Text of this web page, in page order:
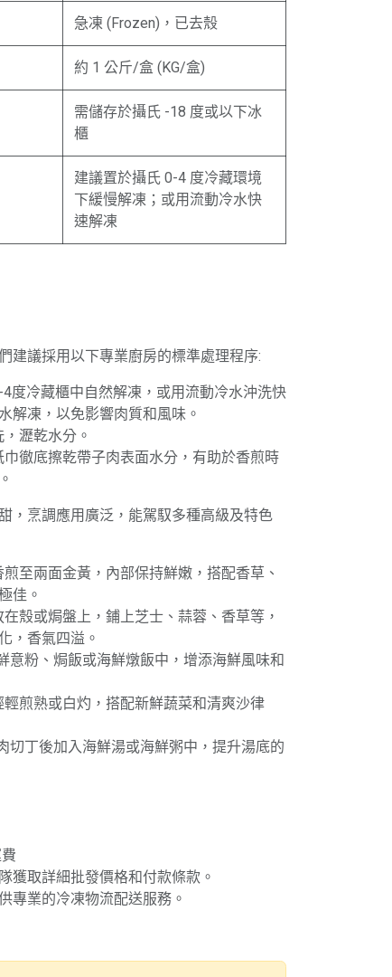
急凍 (Frozen)，已去殼
約 1 公斤/盒 (KG/盒)
需儲存於攝氏 -18 度或以下冰
櫃
建議置於攝氏 0-4 度冷藏環境
下緩慢解凍；或用流動冷水快
速解凍
建議採用以下專業廚房的標準處理程序:
度冷藏櫃中自然解凍，或用流動冷水沖洗快
解凍，以免影響肉質和風味。
瀝乾水分。
巾徹底擦乾帶子肉表面水分，有助於香煎時
，烹調應用廣泛，能駕馭多種高級及特色
煎至兩面金黃，內部保持鮮嫩，搭配香草、
佳。
在殼或焗盤上，鋪上芝士、蒜蓉、香草等，
，香氣四溢。
意粉、焗飯或海鮮燉飯中，增添海鮮風味和
輕煎熟或白灼，搭配新鮮蔬菜和清爽沙律
切丁後加入海鮮湯或海鮮粥中，提升湯底的
獲取詳細批發價格和付款條款。
專業的冷凍物流配送服務。